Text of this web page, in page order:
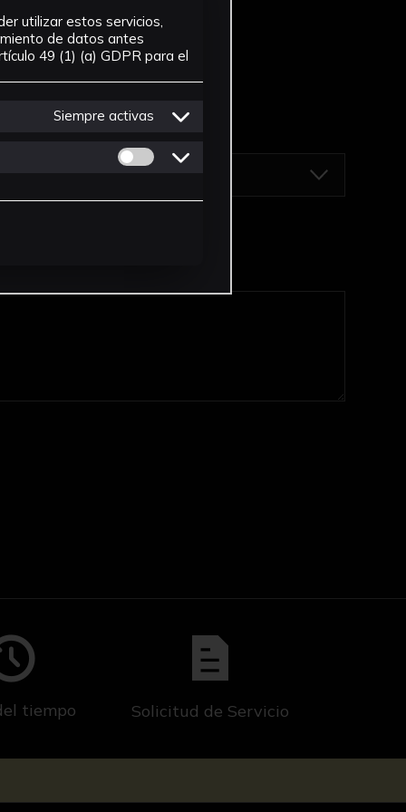
tiempo Solicitud de Servicio
utilizar estos servicios,
de datos antes
49 (1) (a) GDPR para el
Siempre activas
Permitir cookies de Personalizacion